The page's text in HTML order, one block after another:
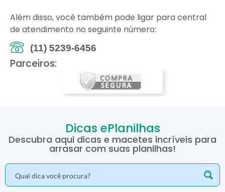
Além disso, você também pode ligar para central
de atendimento no seguinte número:
(11) 5239-6456
Parceiros:
Dicas ePlanilhas
Descubra aqui dicas e macetes incríveis para
arrasar com suas planilhas!